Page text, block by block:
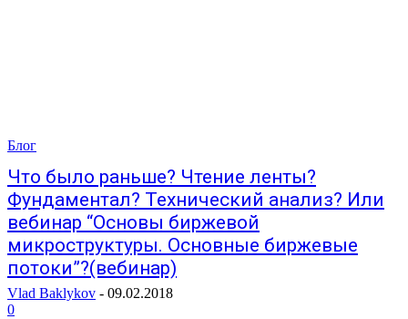
Блог
Что было раньше? Чтение ленты?
Фундаментал? Технический анализ? Или
вебинар “Основы биржевой
микроструктуры. Основные биржевые
потоки”?(вебинар)
Vlad Baklykov - 09.02.2018
0